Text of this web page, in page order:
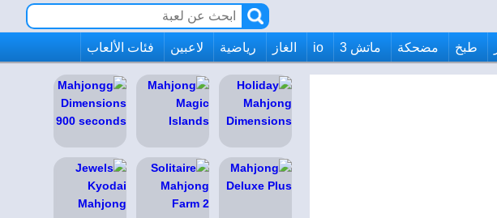
طبخ مضحكة ماتش 3 io الغاز رياضية لاعبين فئات الألعاب